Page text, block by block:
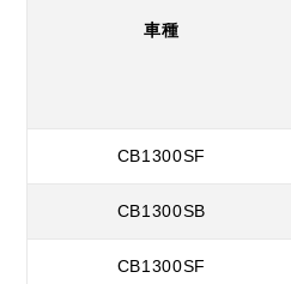
車種
CB1300SF
CB1300SB
CB1300SF